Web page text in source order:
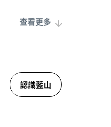
查看更多
認識藍山